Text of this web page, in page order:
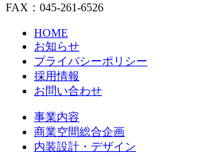
FAX：045-261-6526
HOME
お知らせ
プライバシーポリシー
採用情報
お問い合わせ
事業内容
商業空間総合企画
内装設計・デザイン